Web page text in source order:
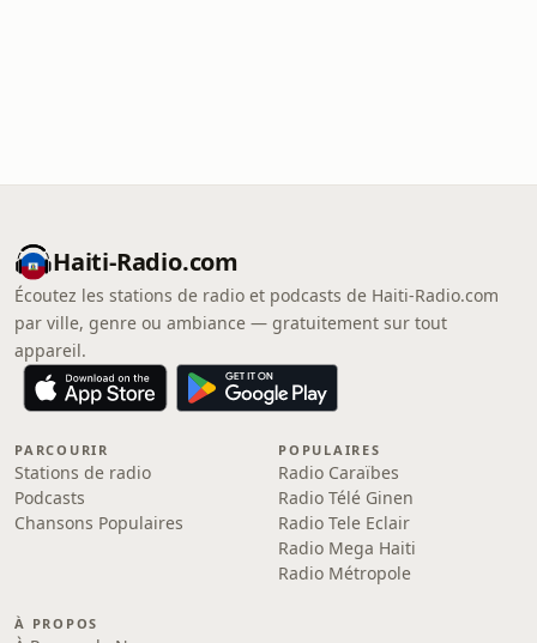
Haiti-Radio.com
Écoutez les stations de radio et podcasts de Haiti-Radio.com
par ville, genre ou ambiance — gratuitement sur tout
appareil.
PARCOURIR
Stations de radio
Podcasts
Chansons Populaires
POPULAIRES
Radio Caraïbes
Radio Télé Ginen
Radio Tele Eclair
Radio Mega Haiti
Radio Métropole
À PROPOS